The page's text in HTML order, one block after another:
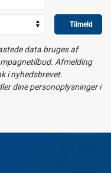
Tilmeld
data bruges af
Afmelding
i nyhedsbrevet.
dine personoplysninger i